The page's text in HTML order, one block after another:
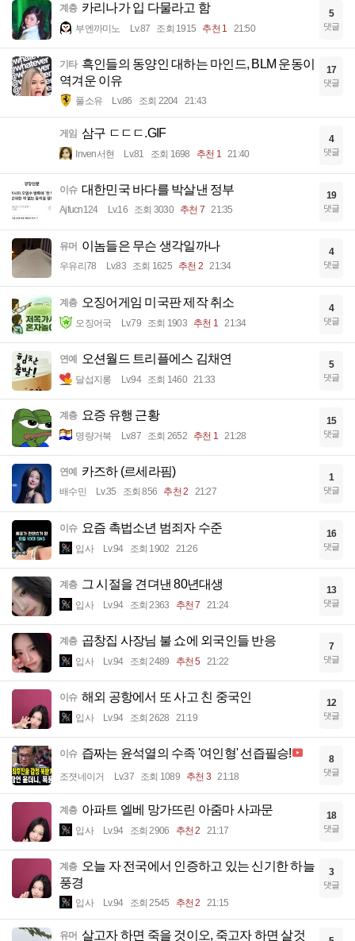
계층 카리나가 입 다물라고 함
부엔까미노 Lv.87 조회 1915 추천 1 21:50
5
댓글
기타 흑인들의 동양인 대하는 마인드, BLM 운동이
역겨운 이유
풀소유 Lv.86 조회 2204 21:43
17
댓글
게임 삼구 ㄷㄷㄷ.GIF
Inven서현 Lv.81 조회 1698 추천 1 21:40
4
댓글
이슈 대한민국 바다를 박살낸 정부
Ajfucn124 Lv.16 조회 3030 추천 7 21:35
19
댓글
유머 이놈들은 무슨 생각일까나
우유리78 Lv.83 조회 1625 추천 2 21:34
4
댓글
계층 오징어게임 미국판 제작 취소
오징어국 Lv.79 조회 1903 추천 1 21:34
4
댓글
연예 오션월드 트리플에스 김채연
달섭지롱 Lv.94 조회 1460 21:33
5
댓글
계층 요증 유행 근황
명량거북 Lv.87 조회 2652 추천 1 21:28
15
댓글
연예 카즈하 (르세라핌)
배수민 Lv.35 조회 856 추천 2 21:27
1
댓글
이슈 요즘 촉법소년 범죄자 수준
입사 Lv.94 조회 1902 21:26
16
댓글
계층 그 시절을 견뎌낸 80년대생
입사 Lv.94 조회 2363 추천 7 21:24
13
댓글
계층 곱창집 사장님 불 쇼에 외국인들 반응
입사 Lv.94 조회 2489 추천 5 21:22
7
댓글
이슈 해외 공항에서 또 사고 친 중국인
입사 Lv.94 조회 2628 21:19
12
댓글
이슈 즙짜는 윤석열의 수족 '여인형' 선즙필승!
조졋네이거 Lv.37 조회 1089 추천 3 21:18
8
댓글
계층 아파트 엘베 망가뜨린 아줌마 사과문
입사 Lv.94 조회 2906 추천 2 21:17
18
댓글
계층 오늘 자 전국에서 인증하고 있는 신기한 하늘
풍경
입사 Lv.94 조회 2545 추천 2 21:15
3
댓글
유머 살고자 하면 죽을 것이오, 죽고자 하면 살것